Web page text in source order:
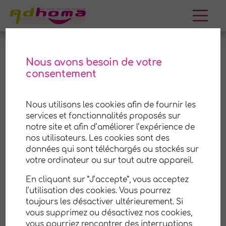
contenu
Yzeure
Adhoma est une coopérative (SCOP) de services
à la personne àYzeureet ses environs. Nous
mettons notre savoir-faire et notre expérience à
votre disposition pour vous aider à prendre soin
de votre maison et de votre jardin. Notre équipe
offrir un service de qualité, personnalisé selon
vos besoins et vos préférences.
Nous savons que votre temps est précieux, c'est
Nous avons besoin de votre
consentement
Nous utilisons les cookies afin de fournir les
services et fonctionnalités proposés sur
notre site et afin d’améliorer l’expérience de
nos utilisateurs. Les cookies sont des
données qui sont téléchargés ou stockés sur
votre ordinateur ou sur tout autre appareil.
En cliquant sur ”J’accepte”, vous acceptez
l’utilisation des cookies. Vous pourrez
toujours les désactiver ultérieurement. Si
vous supprimez ou désactivez nos cookies,